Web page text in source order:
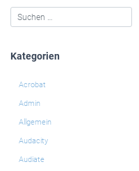
Kategorien
Acrobat
Admin
Allgemein
Audacity
Audiate